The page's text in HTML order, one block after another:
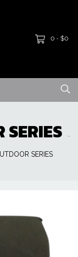
0 - $0
SERIES